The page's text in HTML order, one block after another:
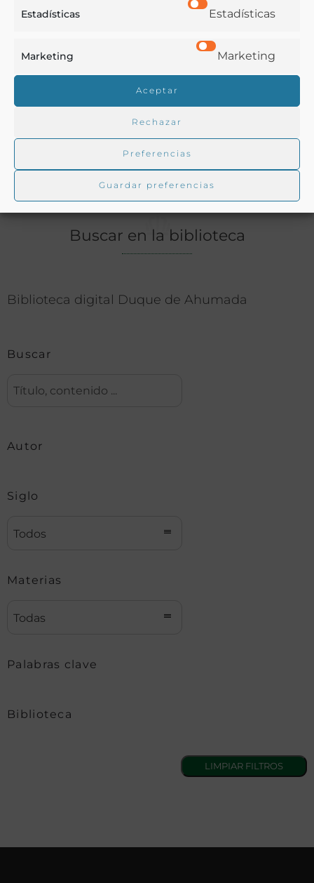
Estadísticas Estadísticas
Marketing Marketing
Aceptar
Rechazar
Preferencias
Guardar preferencias
Aceites,Agricultura Bebidas,Diccionario
Legislación
Ver más libros con las palabras clave:
Agricultura,Diccionarios,Olivicultura,Vinicultura
Buscar en la biblioteca
Biblioteca digital Duque de Ahumada
Buscar
Autor
Siglo
Todos
Materias
Todas
Palabras clave
Biblioteca